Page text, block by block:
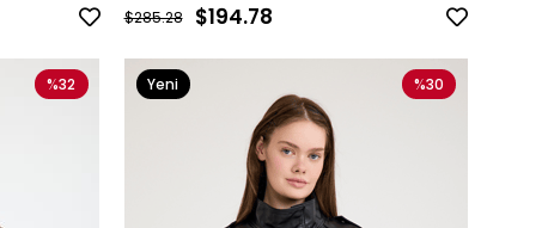
$194.78
$285.28
%32 %30
Yeni